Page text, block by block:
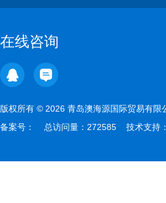
在线咨询
版权所有 © 2026 青岛澳海源国际贸易有
备案号：
总访问量：272585 技术支持：